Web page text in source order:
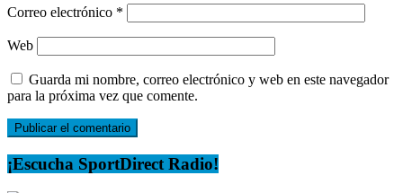
Correo electrónico *
Web
Guarda mi nombre, correo electrónico y web en este navegador
para la próxima vez que comente.
¡Escucha SportDirect Radio!